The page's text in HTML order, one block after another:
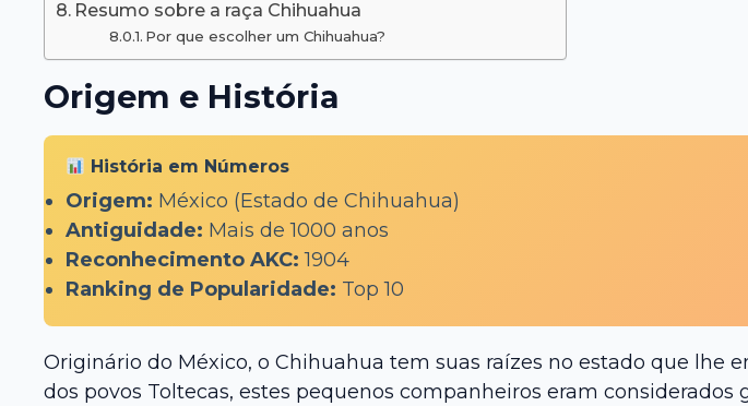
Resumo sobre a raça Chihuahua
Por que escolher um Chihuahua?
Origem e História
História em Números
Origem: México (Estado de Chihuahua)
Antiguidade: Mais de 1000 anos
Reconhecimento AKC: 1904
Ranking de Popularidade: Top 10
Originário do México, o Chihuahua tem suas raízes no estado que lhe
dos povos Toltecas, estes pequenos companheiros eram considerados